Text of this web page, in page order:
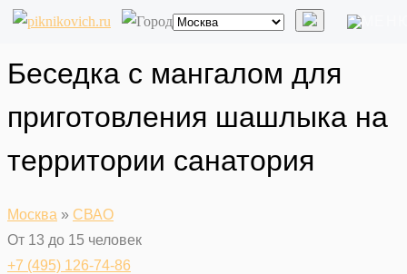
Беседка с мангалом для
приготовления шашлыка на
территории санатория
Москва » СВАО
От 13 до 15 человек
+7 (495) 126-74-86